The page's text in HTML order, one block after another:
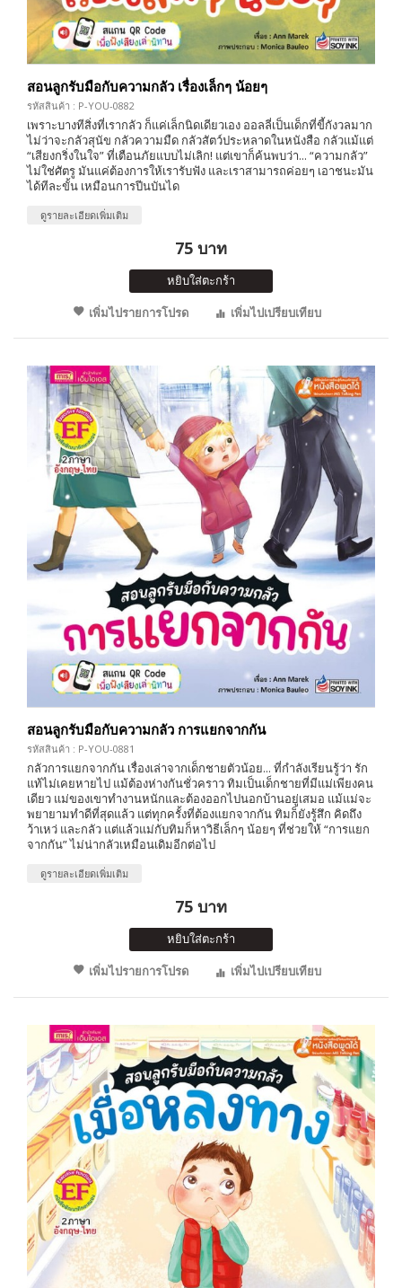
สอนลูกรับมือกับความกลัว เรื่องเล็กๆ น้อยๆ
รหัสสินค้า : P-YOU-0882
เพราะบางทีสิ่งที่เรากลัว ก็แค่เล็กนิดเดียวเอง ออลลี่เป็นเด็กที่ขี้กังวลมาก
ไม่ว่าจะกลัวสุนัข กลัวความมืด กลัวสัตว์ประหลาดในหนังสือ กลัวแม้แต่
“เสียงกริ่งในใจ” ที่เตือนภัยแบบไม่เลิก! แต่เขาก็ค้นพบว่า... “ความกลัว”
ไม่ใช่ศัตรู มันแค่ต้องการให้เรารับฟัง และเราสามารถค่อยๆ เอาชนะมัน
ได้ทีละขั้น เหมือนการปีนบันได
ดูรายละเอียดเพิ่มเติม
75 บาท
หยิบใส่ตะกร้า
เพิ่มไปรายการโปรด
เพิ่มไปเปรียบเทียบ
สอนลูกรับมือกับความกลัว การแยกจากกัน
รหัสสินค้า : P-YOU-0881
กลัวการแยกจากกัน เรื่องเล่าจากเด็กชายตัวน้อย... ที่กำลังเรียนรู้ว่า รัก
แท้ไม่เคยหายไป แม้ต้องห่างกันชั่วคราว ทิมเป็นเด็กชายที่มีแม่เพียงคน
เดียว แม่ของเขาทำงานหนักและต้องออกไปนอกบ้านอยู่เสมอ แม้แม่จะ
พยายามทำดีที่สุดแล้ว แต่ทุกครั้งที่ต้องแยกจากกัน ทิมก็ยังรู้สึก คิดถึง
ว้าเหว่ และกลัว แต่แล้วแม่กับทิมก็หาวิธีเล็กๆ น้อยๆ ที่ช่วยให้ “การแยก
จากกัน” ไม่น่ากลัวเหมือนเดิมอีกต่อไป
ดูรายละเอียดเพิ่มเติม
75 บาท
หยิบใส่ตะกร้า
เพิ่มไปรายการโปรด
เพิ่มไปเปรียบเทียบ